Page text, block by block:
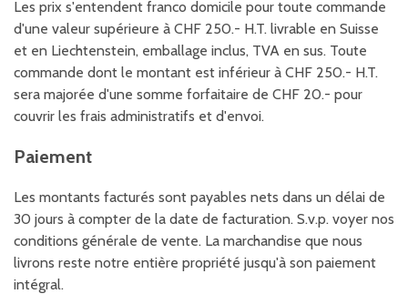
Les prix s'entendent franco domicile pour toute commande
d'une valeur supérieure à CHF 250.- H.T. livrable en Suisse
et en Liechtenstein, emballage inclus, TVA en sus. Toute
commande dont le montant est inférieur à CHF 250.- H.T.
sera majorée d'une somme forfaitaire de CHF 20.- pour
couvrir les frais administratifs et d'envoi.
Paiement
Les montants facturés sont payables nets dans un délai de
30 jours à compter de la date de facturation. S.v.p. voyer nos
conditions générale de vente. La marchandise que nous
livrons reste notre entière propriété jusqu'à son paiement
intégral.